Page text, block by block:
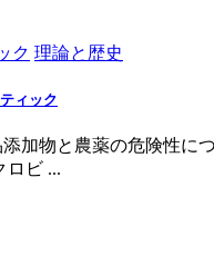
ク 理論と歴史
ィック
加物と農薬の危険性に
ロビ ...